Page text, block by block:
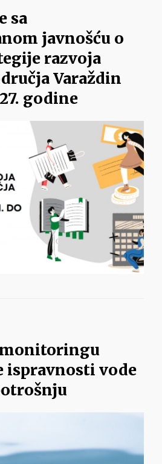
sa
javnošću o
razvoja
Varaždin
godine
ispravnosti vode